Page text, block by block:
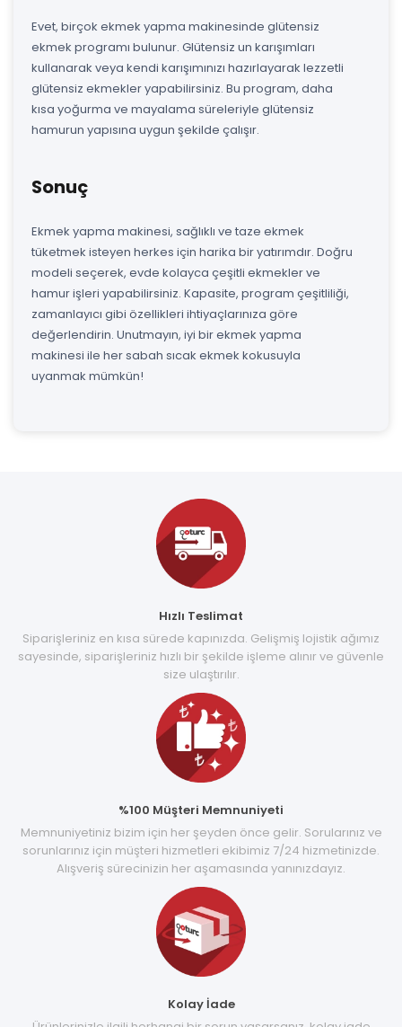
Evet, birçok ekmek yapma makinesinde glütensiz
ekmek programı bulunur. Glütensiz un karışımları
kullanarak veya kendi karışımınızı hazırlayarak lezzetli
glütensiz ekmekler yapabilirsiniz. Bu program, daha
kısa yoğurma ve mayalama süreleriyle glütensiz
hamurun yapısına uygun şekilde çalışır.
Sonuç
Ekmek yapma makinesi, sağlıklı ve taze ekmek
tüketmek isteyen herkes için harika bir yatırımdır. Doğru
modeli seçerek, evde kolayca çeşitli ekmekler ve
hamur işleri yapabilirsiniz. Kapasite, program çeşitliliği,
zamanlayıcı gibi özellikleri ihtiyaçlarınıza göre
değerlendirin. Unutmayın, iyi bir ekmek yapma
makinesi ile her sabah sıcak ekmek kokusuyla
uyanmak mümkün!
Hızlı Teslimat
Siparişleriniz en kısa sürede kapınızda. Gelişmiş lojistik ağımız
sayesinde, siparişleriniz hızlı bir şekilde işleme alınır ve güvenle
size ulaştırılır.
%100 Müşteri Memnuniyeti
Memnuniyetiniz bizim için her şeyden önce gelir. Sorularınız ve
sorunlarınız için müşteri hizmetleri ekibimiz 7/24 hizmetinizde.
Alışveriş sürecinizin her aşamasında yanınızdayız.
Kolay İade